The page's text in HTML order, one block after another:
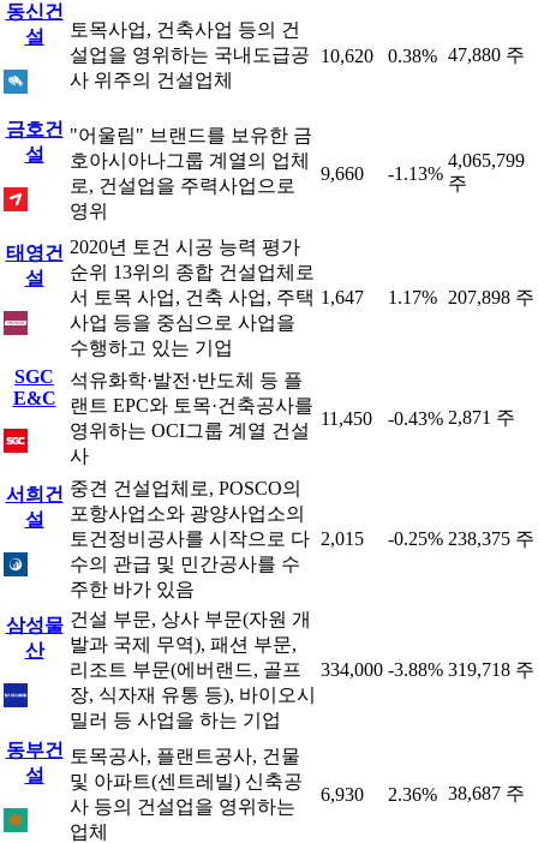
동신건
설
토목사업, 건축사업 등의 건
설업을 영위하는 국내도급공
사 위주의 건설업체
10,620 0.38% 47,880 주
금호건
설
"어울림" 브랜드를 보유한 금
호아시아나그룹 계열의 업체
로, 건설업을 주력사업으로
영위
9,660 -1.13%
4,065,799
주
태영건
설
2020년 토건 시공 능력 평가
순위 13위의 종합 건설업체로
서 토목 사업, 건축 사업, 주택
사업 등을 중심으로 사업을
수행하고 있는 기업
1,647 1.17% 207,898 주
SGC
E&C
석유화학·발전·반도체 등 플
랜트 EPC와 토목·건축공사를
영위하는 OCI그룹 계열 건설
사
11,450 -0.43% 2,871 주
서희건
설
중견 건설업체로, POSCO의
포항사업소와 광양사업소의
토건정비공사를 시작으로 다
수의 관급 및 민간공사를 수
주한 바가 있음
2,015 -0.25% 238,375 주
삼성물
산
건설 부문, 상사 부문(자원 개
발과 국제 무역), 패션 부문,
리조트 부문(에버랜드, 골프
장, 식자재 유통 등), 바이오시
밀러 등 사업을 하는 기업
334,000 -3.88% 319,718 주
동부건
설
토목공사, 플랜트공사, 건물
및 아파트(센트레빌) 신축공
사 등의 건설업을 영위하는
업체
6,930 2.36% 38,687 주